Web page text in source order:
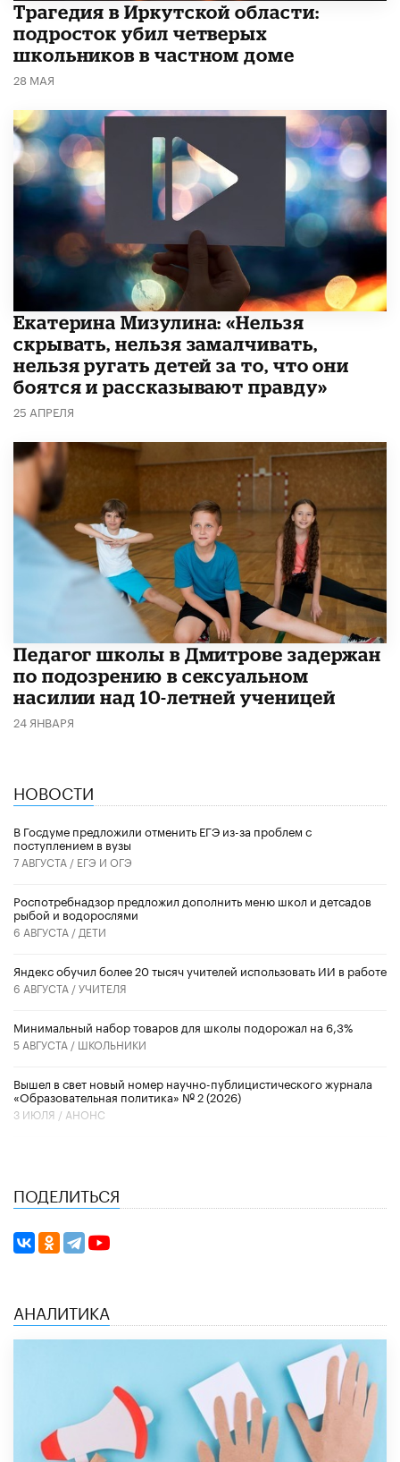
Трагедия в Иркутской области:
подросток убил четверых
школьников в частном доме
28 МАЯ
Екатерина Мизулина: «Нельзя
скрывать, нельзя замалчивать,
нельзя ругать детей за то, что они
боятся и рассказывают правду»
25 АПРЕЛЯ
Педагог школы в Дмитрове задержан
по подозрению в сексуальном
насилии над 10-летней ученицей
24 ЯНВАРЯ
НОВОСТИ
В Госдуме предложили отменить ЕГЭ из-за проблем с
поступлением в вузы
7 АВГУСТА / ЕГЭ И ОГЭ
Роспотребнадзор предложил дополнить меню школ и детсадов
рыбой и водорослями
6 АВГУСТА / ДЕТИ
​Яндекс обучил более 20 тысяч учителей использовать ИИ в работе
6 АВГУСТА /УЧИТЕЛЯ
Минимальный набор товаров для школы подорожал на 6,3%
5 АВГУСТА / ШКОЛЬНИКИ
Вышел в свет новый номер научно-публицистического журнала
«Образовательная политика» № 2 (2026)
3 ИЮЛЯ / АНОНС
ПОДЕЛИТЬСЯ
АНАЛИТИКА